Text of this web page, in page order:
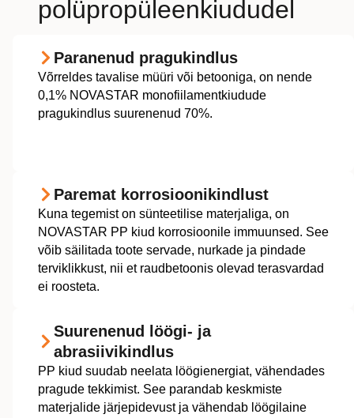
polüpropüleenkiududel
Paranenud pragukindlus
Võrreldes tavalise müüri või betooniga, on nende
0,1% NOVASTAR monofiilamentkiudude
pragukindlus suurenenud 70%.
Paremat korrosioonikindlust
Kuna tegemist on sünteetilise materjaliga, on
NOVASTAR PP kiud korrosioonile immuunsed. See
võib säilitada toote servade, nurkade ja pindade
terviklikkust, nii et raudbetoonis olevad terasvardad
ei roosteta.
Suurenenud löögi- ja
abrasiivikindlus
PP kiud suudab neelata löögienergiat, vähendades
pragude tekkimist. See parandab keskmiste
materjalide järjepidevust ja vähendab löögilaine